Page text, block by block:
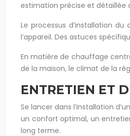
estimation précise et
Le processus d’installation
l’appareil. Des astuces
En matière de chauffage
de la maison, le climat de la
ENTRETIEN ET
Se lancer dans l’installation
un confort optimal, un
long terme.